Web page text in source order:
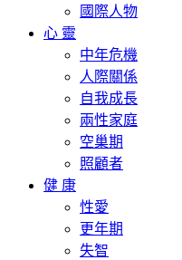
國際人物
心 靈
中年危機
人際關係
自我成長
兩性家庭
空巢期
照顧者
健 康
性愛
更年期
失智